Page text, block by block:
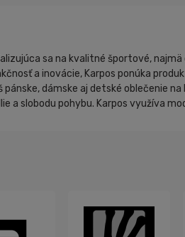
sa na kvalitné športové,
a inovácie, Karpos ponúka
pánske, dámske aj detské oblečenie
a slobodu pohybu. Karpos využíva